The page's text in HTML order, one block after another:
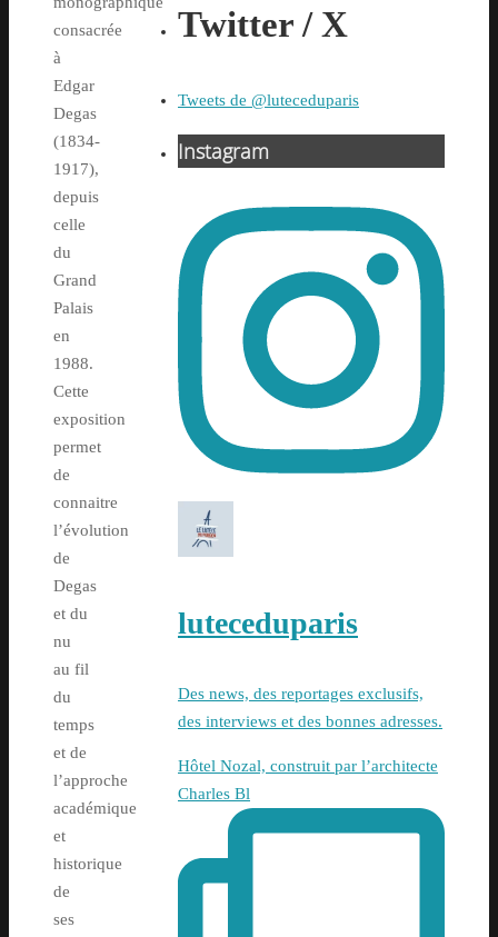
consacrée
à
Edgar
Degas
(1834-
1917),
depuis
celle
du
Grand
Palais
en
1988.
Cette
exposition
permet
de
connaitre
l’évolution
de
Degas
et du
nu
au fil
du
temps
et de
l’approche
académique
et
historique
de
ses
Twitter / X
Tweets de @luteceduparis
Instagram
luteceduparis
Des news, des reportages exclusifs,
des interviews et des bonnes adresses.
Hôtel Nozal, construit par l’architecte
Charles Bl